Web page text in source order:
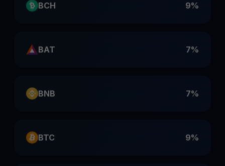
BCH 9%
BAT 7%
BNB 7%
BTC 9%